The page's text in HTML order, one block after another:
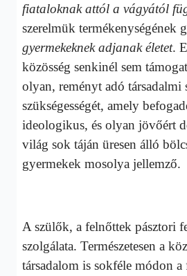
fiataloknak attól a vágyától
szerelmük termékenységének
gyermekeknek adjanak életet.
közösség senkinél sem
olyan, reményt adó társadalmi
szükségességét, amely
ideologikus, és olyan jövőért
világ sok táján üresen álló
gyermekek mosolya jellemző.
A szülők, a felnőttek pásztori
szolgálata. Természetesen a
társadalom is sokféle módon a